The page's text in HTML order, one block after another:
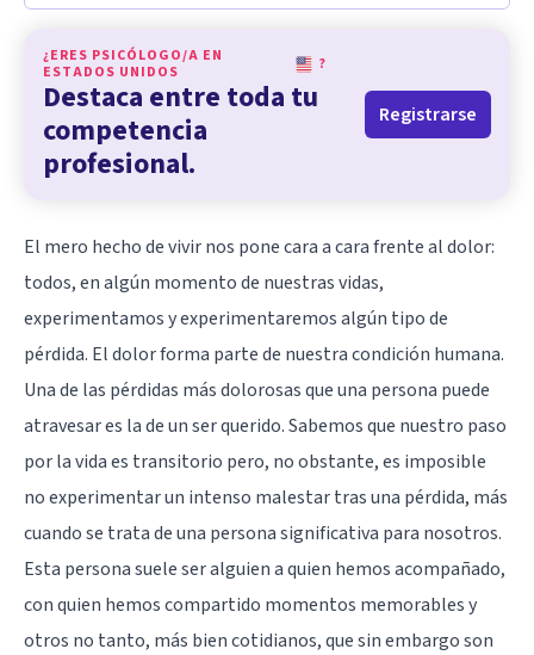
¿ERES PSICÓLOGO/A EN
ESTADOS UNIDOS
?
Destaca entre toda tu
competencia
profesional.
Registrarse
El mero hecho de vivir nos pone cara a cara frente al dolor:
todos, en algún momento de nuestras vidas,
experimentamos y experimentaremos algún tipo de
pérdida. El dolor forma parte de nuestra condición humana.
Una de las pérdidas más dolorosas que una persona puede
atravesar es la de un ser querido. Sabemos que nuestro paso
por la vida es transitorio pero, no obstante, es imposible
no experimentar un intenso malestar tras una pérdida, más
cuando se trata de una persona significativa para nosotros.
Esta persona suele ser alguien a quien hemos acompañado,
con quien hemos compartido momentos memorables y
otros no tanto, más bien cotidianos, que sin embargo son